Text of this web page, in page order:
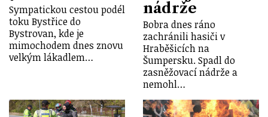
Sympatickou cestou podél
toku Bystřice do
Bystrovan, kde je
mimochodem dnes znovu
velkým lákadlem…
nádrže
Bobra dnes ráno
zachránili hasiči v
Hraběšicích na
Šumpersku. Spadl do
zasněžovací nádrže a
nemohl…